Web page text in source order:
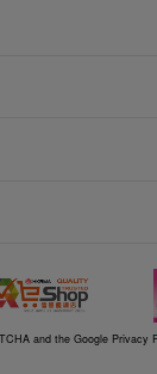
and the Google Privacy